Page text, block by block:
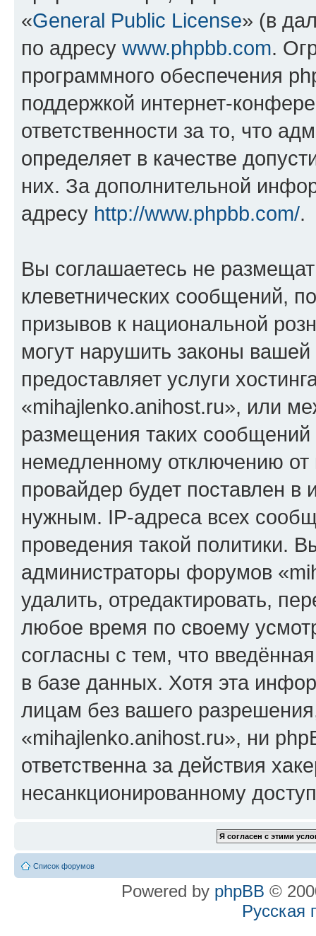
«General Public License» (в
по адресу www.phpbb.com.
программного обеспечения
поддержкой интернет-
ответственности за то, что
определяет в качестве
них. За дополнительной
адресу http://www.phpbb.com/.
Вы соглашаетесь не
клеветнических сообщений,
призывов к национальной
могут нарушить законы
предоставляет услуги
«mihajlenko.anihost.ru», или
размещения таких
немедленному отключению
провайдер будет поставлен в
нужным. IP-адреса всех
проведения такой политики.
администраторы форумов
удалить, отредактировать,
любое время по своему
согласны с тем, что
в базе данных. Хотя эта
лицам без вашего
«mihajlenko.anihost.ru», ни
ответственна за действия
несанкционированному
Список форумов
Powered by phpBB ©
Русская